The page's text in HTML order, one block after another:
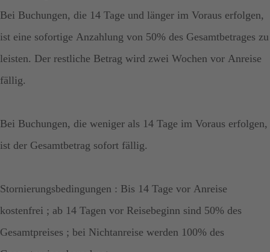
Bei Buchungen, die 14 Tage und länger im Voraus erfolgen,
ist eine sofortige Anzahlung von 50% des Gesamtbetrages zu
leisten. Der restliche Betrag wird zwei Wochen vor Anreise
fällig.
Bei Buchungen, die weniger als 14 Tage im Voraus erfolgen,
ist der Gesamtbetrag sofort fällig.
Stornierungsbedingungen : Bis 14 Tage vor Anreise
kostenfrei ; ab 14 Tagen vor Reisebeginn sind 50% des
Gesamtpreises ; bei Nichtanreise werden 100% des